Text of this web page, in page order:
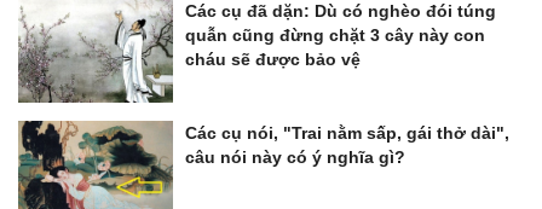
Các cụ đã dặn: Dù có nghèo đói túng
quẫn cũng đừng chặt 3 cây này con
cháu sẽ được bảo vệ
Các cụ nói, "Trai nằm sấp, gái thở dài",
câu nói này có ý nghĩa gì?